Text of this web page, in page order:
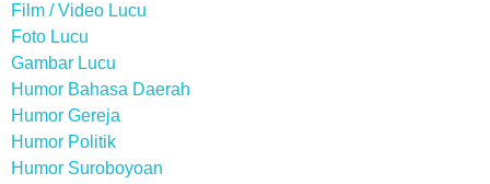
Film / Video Lucu
Foto Lucu
Gambar Lucu
Humor Bahasa Daerah
Humor Gereja
Humor Politik
Humor Suroboyoan